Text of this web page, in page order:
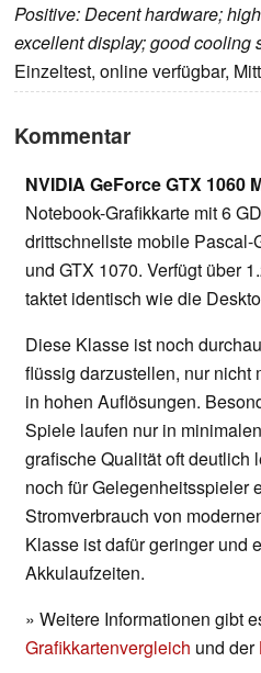
Positive: Decent hardware;
excellent display; good cooling
Einzeltest, online verfügbar,
Kommentar
NVIDIA GeForce GTX 1060
Notebook-Grafikkarte mit 6
drittschnellste mobile Pascal-
und GTX 1070. Verfügt über
taktet identisch wie die
Diese Klasse ist noch
flüssig darzustellen, nur nicht
in hohen Auflösungen.
Spiele laufen nur in
grafische Qualität oft deutlich
noch für Gelegenheitsspieler
Stromverbrauch von
Klasse ist dafür geringer und
Akkulaufzeiten.
» Weitere Informationen gibt
Grafikkartenvergleich und der